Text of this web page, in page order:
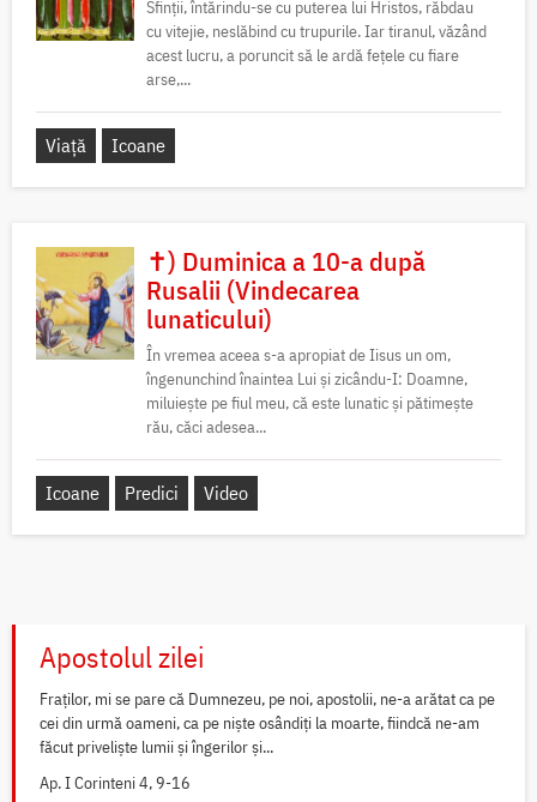
Sfinții, întărindu-se cu puterea lui Hristos, răbdau
cu vitejie, neslăbind cu trupurile. Iar tiranul, văzând
acest lucru, a poruncit să le ardă fețele cu fiare
arse,...
Viață Icoane
✝) Duminica a 10-a după
Rusalii (Vindecarea
lunaticului)
În vremea aceea s-a apropiat de Iisus un om,
îngenunchind înaintea Lui și zicându-I: Doamne,
miluiește pe fiul meu, că este lunatic și pătimește
rău, căci adesea...
Icoane Predici Video
Apostolul zilei
Fraților, mi se pare că Dumnezeu, pe noi, apostolii, ne-a arătat ca pe
cei din urmă oameni, ca pe niște osândiți la moarte, fiindcă ne-am
făcut priveliște lumii și îngerilor și...
Ap. I Corinteni 4, 9-16